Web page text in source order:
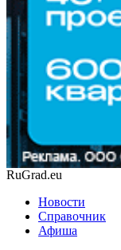
RuGrad.eu
Новости
Справочник
Афиша